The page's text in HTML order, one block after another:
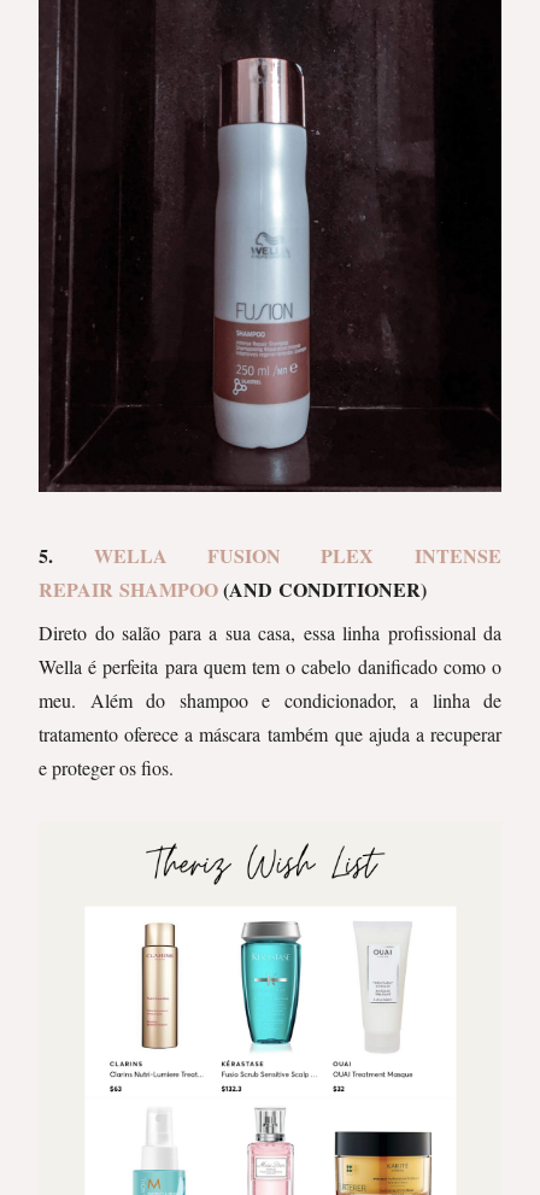
5. WELLA FUSION PLEX INTENSE
REPAIR SHAMPOO(AND CONDITIONER)
Direto do salão para a sua casa, essa linha profissional da
Wella é perfeita para quem tem o cabelo danificado como o
meu. Além do shampoo e condicionador, a linha de
tratamento oferece a máscara também que ajuda a recuperar
e proteger os fios.